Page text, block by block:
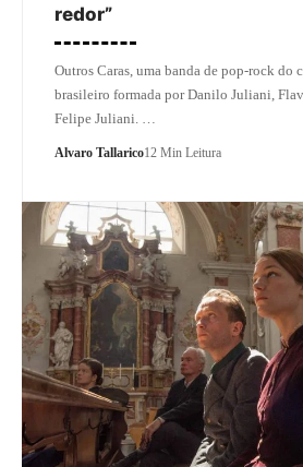
redor”
Outros Caras, uma banda de pop-rock do
brasileiro formada por Danilo Juliani,
Felipe Juliani. …
Alvaro Tallarico12 Min Leitura